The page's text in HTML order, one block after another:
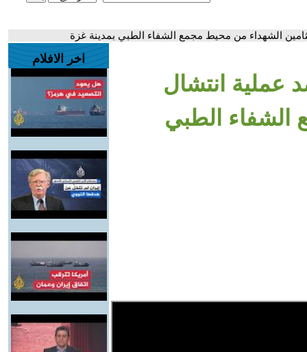
الشهداء من محيط مجمع الشفاء الطبي بمدينة غزة
عملية انتشال
الشفاء الطبي
اخر الافلام